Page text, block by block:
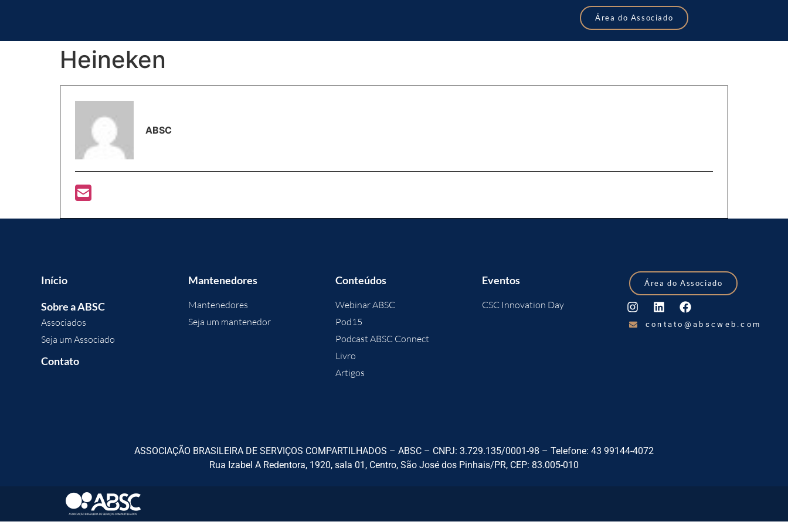
Área do Associado
Heineken
ABSC
Início
Sobre a ABSC
Associados
Seja um Associado
Contato
Mantenedores
Mantenedores
Seja um mantenedor
Conteúdos
Webinar ABSC
Pod15
Podcast ABSC Connect
Livro
Artigos
Eventos
CSC Innovation Day
Área do Associado
contato@abscweb.com
ASSOCIAÇÃO BRASILEIRA DE SERVIÇOS COMPARTILHADOS – ABSC – CNPJ: 3.729.135/0001-98 – Telefone: 43 99144-4072
Rua Izabel A Redentora, 1920, sala 01, Centro, São José dos Pinhais/PR, CEP: 83.005-010